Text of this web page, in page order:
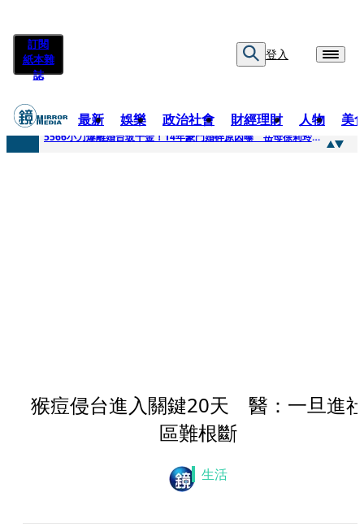
訂閱
紙本雜
誌
登入
最新 娛樂 政治社會 財經理財 人物 美
快訊
5566小刀爆離婚台玻千金！14年豪門婚碎原因曝 岳母徐莉玲風暴意外揭家族祕辛
猴痘侵台進入關鍵20天 醫：一旦進
區難根斷
生活